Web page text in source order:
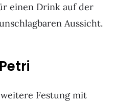
einen Drink auf der
Aussicht.
Festung mit